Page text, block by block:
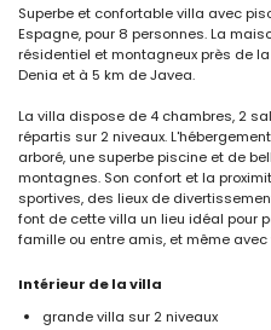
Superbe et confortable villa avec
Espagne, pour 8 personnes. La
résidentiel et montagneux près de
Denia et à 5 km de Javea.
La villa dispose de 4 chambres, 2
répartis sur 2 niveaux.
arboré, une superbe piscine et de
montagnes. Son confort et la
sportives, des lieux de
font de cette villa un lieu idéal pour
famille ou entre amis, et même
Intérieur de la villa
grande villa sur 2 niveaux